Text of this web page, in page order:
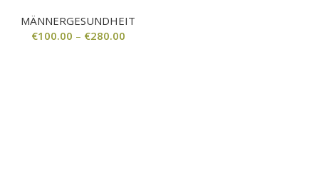
MÄNNERGESUNDHEIT
€100.00 – €280.00